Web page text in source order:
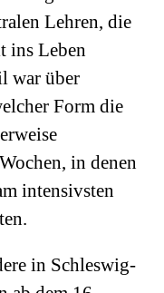
Lehren, die
ins Leben
war über
Form die
in denen
intensivsten
in Schleswig-